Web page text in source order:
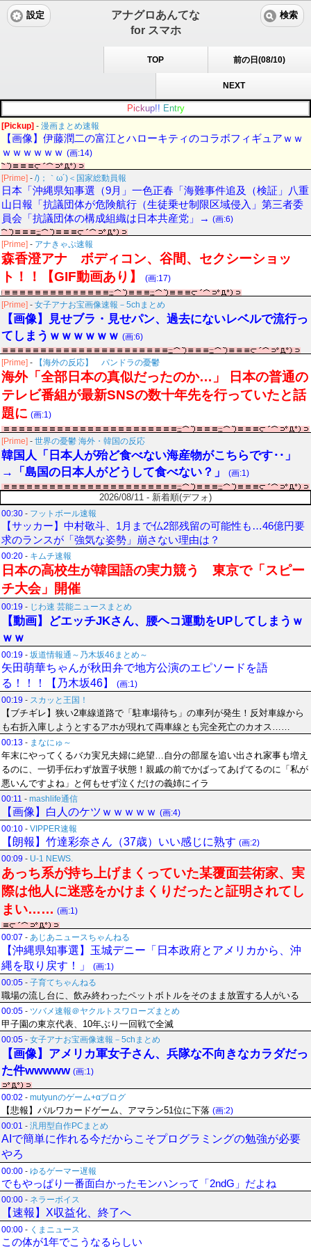
アナグロあんてな
for スマホ
設定 検索
TOP 前の日(08/10)
NEXT
Pic kup!! Entry
[Pickup] - 漫画まとめ速報
【画像】伊藤潤二の富江とハローキティのコラボフィギュアｗｗ
ｗｗｗｗｗｗ (画:14)
[Prime] - /)；｀ω´)＜国家総動員報
日本「沖縄県知事選（9月」一色正春「海難事件追及（検証」八重
山日報「抗議団体が危険航行（生徒乗せ制限区域侵入」第三者委
員会「抗議団体の構成組織は日本共産党」→ (画:6)
[Prime] - アナきゃぷ速報
森香澄アナ ボディコン、谷間、セクシーショッ
ト！！【GIF動画あり】
(画:17)
[Prime] - 女子アナお宝画像速報－5chまとめ
【画像】見せブラ・見せパン、過去にないレベルで流行っ
てしまうｗｗｗｗｗｗ (画:6)
[Prime] - 【海外の反応】 パンドラの憂鬱
海外「全部日本の真似だったのか…」 日本の普通の
テレビ番組が最新SNSの数十年先を行っていたと話
題に (画:1)
[Prime] - 世界の憂鬱 海外・韓国の反応
韓国人「日本人が殆ど食べない海産物がこちらです‥」
→「島国の日本人がどうして食べない？」
(画:1)
2026/08/11 - 新着順(デフォ)
00:30 - フットボール速報
【サッカー】中村敬斗、1月まで仏2部残留の可能性も…46億円要
求のランスが「強気な姿勢」崩さない理由は？
00:20 - キムチ速報
日本の高校生が韓国語の実力競う 東京で「スピー
チ大会」開催
00:19 - じわ速 芸能ニュースまとめ
【動画】どエッチJKさん、腰ヘコ運動をUPしてしまうｗ
ｗｗ
00:19 - 坂道情報通～乃木坂46まとめ～
矢田萌華ちゃんが秋田弁で地方公演のエピソードを語
る！！！【乃木坂46】
(画:1)
00:19 - スカッと王国！
【ブチギレ】狭い2車線道路で「駐車場待ち」の車列が発生！反対車線から
も右折入庫しようとするアホが現れて両車線とも完全死亡のカオス……
00:13 - まなにゅ～
年末にやってくるバカ実兄夫婦に絶望…自分の部屋を追い出され家事も増え
るのに、一切手伝わず放置子状態！親戚の前でかばってあげてるのに「私が
悪いんですよね」と何もせず泣くだけの義姉にイラ
00:11 - mashlife通信
【画像】白人のケツｗｗｗｗｗ (画:4)
00:10 - VIPPER速報
【朗報】竹達彩奈さん（37歳）いい感じに熟す (画:2)
00:09 - U-1 NEWS.
あっち系が持ち上げまくっていた某覆面芸術家、実
際は他人に迷惑をかけまくりだったと証明されてし
まい…… (画:1)
00:07 - あじあニュースちゃんねる
【沖縄県知事選】玉城デニー「日本政府とアメリカから、沖
縄を取り戻す！」
(画:1)
00:05 - 子育てちゃんねる
職場の流し台に、飲み終わったペットボトルをそのまま放置する人がいる
00:05 - ツバメ速報＠ヤクルトスワローズまとめ
甲子園の東京代表、10年ぶり一回戦で全滅
00:05 - 女子アナお宝画像速報－5chまとめ
【画像】アメリカ軍女子さん、兵隊な不向きなカラダだっ
た件wwwww (画:1)
00:02 - mutyunのゲーム+αブログ
【悲報】パルワカードゲーム、アマラン51位に下落 (画:2)
00:01 - 汎用型自作PCまとめ
AIで簡単に作れる今だからこそプログラミングの勉強が必要
やろ
00:00 - ゆるゲーマー遅報
でもやっぱり一番面白かったモンハンって「2ndG」だよね
00:00 - ネラーボイス
【速報】X収益化、終了へ
00:00 - くまニュース
この体が1年でこうなるらしい